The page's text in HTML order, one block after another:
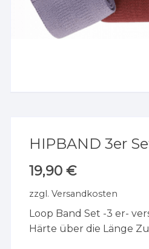
HIPBAND 3er
19,90€
zzgl.Versandkosten
Loop Band Set -3 er-
Härte über die Länge